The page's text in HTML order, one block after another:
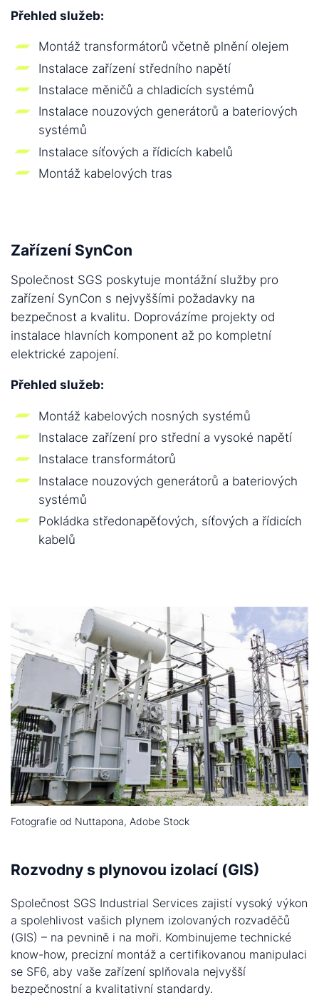
Přehled služeb:
Montáž transformátorů včetně plnění olejem
Instalace zařízení středního napětí
Instalace měničů a chladicích systémů
Instalace nouzových generátorů a bateriových
systémů
Instalace síťových a řídicích kabelů
Montáž kabelových tras
Zařízení SynCon
Společnost SGS poskytuje montážní služby pro
zařízení SynCon s nejvyššími požadavky na
bezpečnost a kvalitu. Doprovázíme projekty od
instalace hlavních komponent až po kompletní
elektrické zapojení.
Přehled služeb:
Montáž kabelových nosných systémů
Instalace zařízení pro střední a vysoké napětí
Instalace transformátorů
Instalace nouzových generátorů a bateriových
systémů
Pokládka středonapěťových, síťových a řídicích
kabelů
Rozvodny s plynovou izolací (GIS)
Společnost SGS Industrial Services zajistí vysoký výkon
a spolehlivost vašich plynem izolovaných rozvaděčů
(GIS) – na pevnině i na moři. Kombinujeme technické
know-how, precizní montáž a certifikovanou manipulaci
se SF6, aby vaše zařízení splňovala nejvyšší
bezpečnostní a kvalitativní standardy.
Fotografie od Nuttapona, Adobe Stock